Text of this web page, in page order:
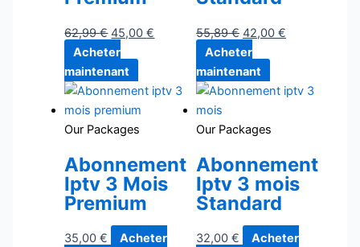
62,99€ 45,00€
Acheter
maintenant
55,89€ 42,00 €
Acheter
maintenant
Our Packages
Abonnement
Iptv 3 Mois
Premium
35,00€
Acheter
Our Packages
Abonnement
Iptv 3 mois
Standard
32,00 €
Acheter